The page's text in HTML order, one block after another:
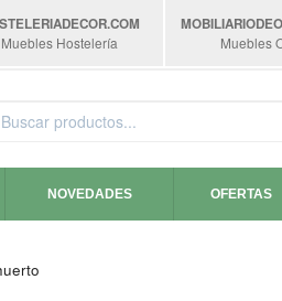
.COM
Muebles Hostelería
Muebles
NOVEDADES OFERTAS